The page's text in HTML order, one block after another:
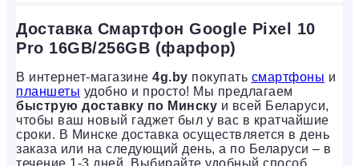
Доставка Смартфон Google Pixel 10
Pro 16GB/256GB (фарфор)
В интернет-магазине 4g.by покупать смартфоны и
планшеты удобно и просто! Мы предлагаем
быструю доставку по Минску и всей Беларуси,
чтобы ваш новый гаджет был у вас в кратчайшие
сроки. В Минске доставка осуществляется в день
заказа или на следующий день, а по Беларуси – в